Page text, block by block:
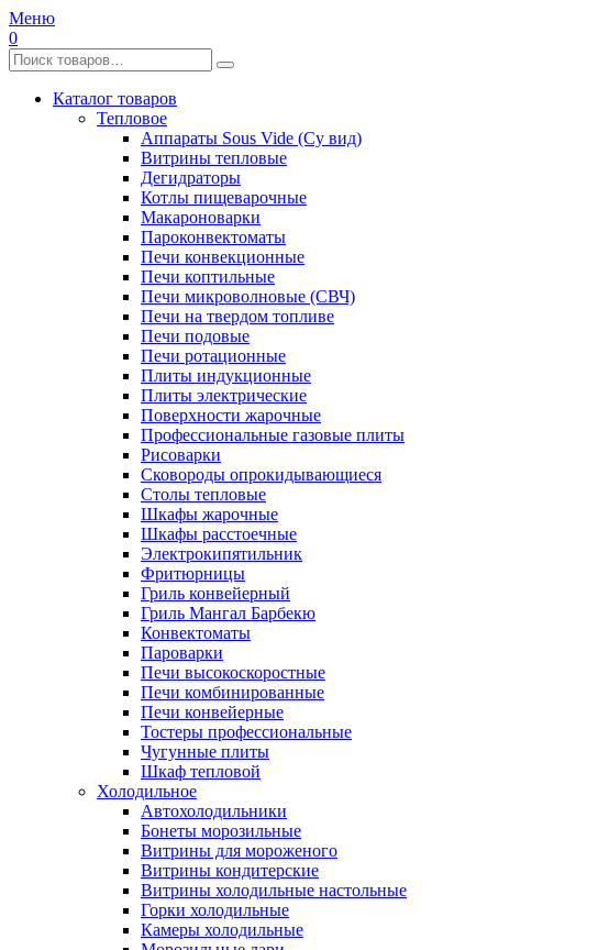
Меню
0
Каталог товаров
Тепловое
Аппараты Sous Vide (Су вид)
Витрины тепловые
Дегидраторы
Котлы пищеварочные
Макароноварки
Пароконвектоматы
Печи конвекционные
Печи коптильные
Печи микроволновые (СВЧ)
Печи на твердом топливе
Печи подовые
Печи ротационные
Плиты индукционные
Плиты электрические
Поверхности жарочные
Профессиональные газовые плиты
Рисоварки
Сковороды опрокидывающиеся
Столы тепловые
Шкафы жарочные
Шкафы расстоечные
Электрокипятильник
Фритюрницы
Гриль конвейерный
Гриль Мангал Барбекю
Конвектоматы
Пароварки
Печи высокоскоростные
Печи комбинированные
Печи конвейерные
Тостеры профессиональные
Чугунные плиты
Шкаф тепловой
Холодильное
Автохолодильники
Бонеты морозильные
Витрины для мороженого
Витрины кондитерские
Витрины холодильные настольные
Горки холодильные
Камеры холодильные